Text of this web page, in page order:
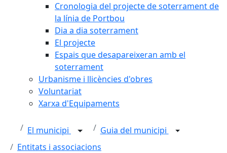
Cronologia del projecte de soterrament de
la línia de Portbou
Dia a dia soterrament
El projecte
Espais que desapareixeran amb el
soterrament
Urbanisme i llicències d'obres
Voluntariat
Xarxa d'Equipaments
El municipi
Guia del municipi
Entitats i associacions